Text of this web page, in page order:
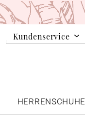
Kundenservice
HERRENSCHUHE